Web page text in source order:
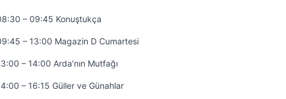
– 09:45 Konuştukça
– 13:00 Magazin D Cumartesi
– 14:00 Arda’nın Mutfağı
– 16:15 Güller ve Günahlar